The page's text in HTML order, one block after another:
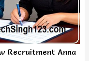
Recruitment Anna